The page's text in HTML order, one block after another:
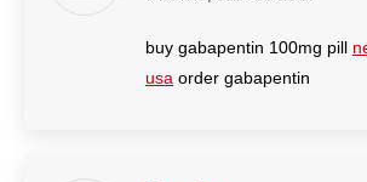
buy gabapentin 100mg pill
usa order gabapentin